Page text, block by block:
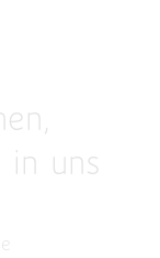
in uns